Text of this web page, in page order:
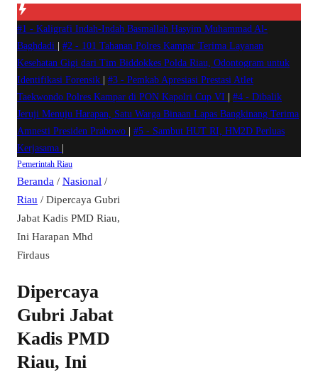
#1 - Kaligrafi Indah-Indah Basmallah Hasyim Muhammad Al-
Baghdadi
#2 - 101 Tahanan Polres Kampar Terima Layanan
Kesehatan Gigi dari Tim Biddokkes Polda Riau, Odontogram untuk
Identifikasi Forensik
#3 - Pemkab Apresiasi Prestasi Atlet
Taekwondo Polres Kampar di PON Kapolri Cup VI
#4 - Dibalik
Jeruji Menuju Harapan, Satu Warga Binaan Lapas Bangkinang Terima
Amnesti Presiden Prabowo
#5 - Sambut HUT RI, HM2D Perluas
Kerjasama
Pemerintah Riau
Beranda / Nasional /
Riau / Dipercaya Gubri
Jabat Kadis PMD Riau,
Ini Harapan Mhd
Firdaus
Dipercaya
Gubri Jabat
Kadis PMD
Riau, Ini